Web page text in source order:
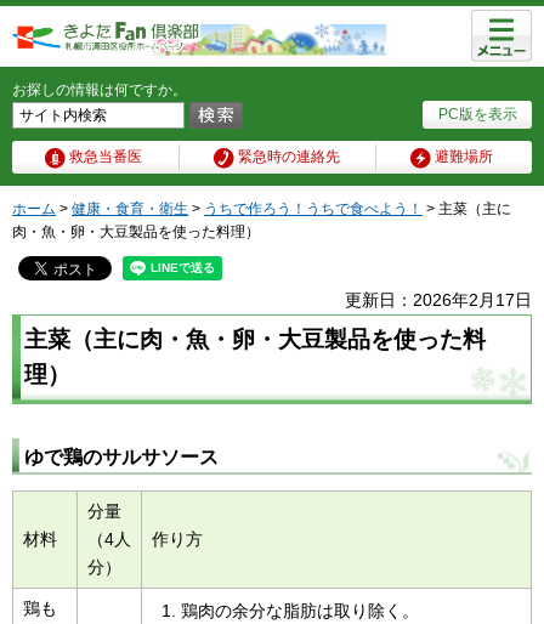
PC版を表示
お探しの情報は何ですか。
救急当番医 緊急時の連絡先 避難場所
メニュ
ー
ホーム > 健康・食育・衛生 > うちで作ろう！うちで食べよう！ > 主菜（主に
肉・魚・卵・大豆製品を使った料理）
更新日：2026年2月17日
主菜（主に肉・魚・卵・大豆製品を使った料
理）
ゆで鶏のサルサソース
材料
分量
（4人
分）
作り方
鶏も
鶏肉の余分な脂肪は取り除く。